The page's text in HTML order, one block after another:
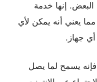
إنها خدمة
يعني أنه يمكن لأي
جهاز.
فإنه يسمح لما يصل